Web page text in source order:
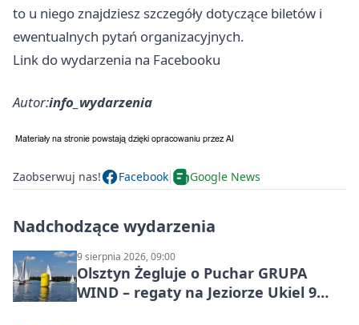
to u niego znajdziesz szczegóły dotyczące biletów i
ewentualnych pytań organizacyjnych.
Link do wydarzenia na Facebooku
Autor:info_wydarzenia
Zaobserwuj nas! Facebook Google News
Nadchodzące wydarzenia
9 sierpnia 2026, 09:00
Olsztyn Żegluje o Puchar GRUPA
WIND – regaty na Jeziorze Ukiel 9